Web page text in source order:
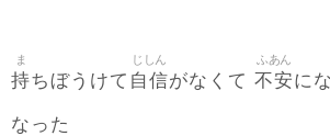
持
ま
ちぼうけて 自信
じしん
がなくて 不安
ふあん
に
なった